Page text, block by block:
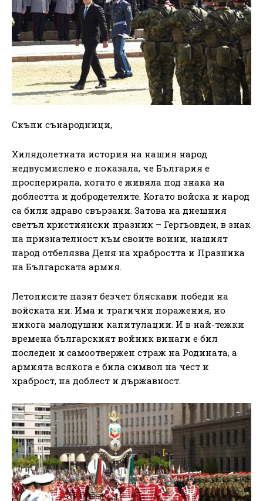
Скъпи сънародници,
Хилядолетната история на нашия народ
недвусмислено е показала, че България е
просперирала, когато е живяла под знака на
доблестта и добродетелите. Когато войска и народ
са били здраво свързани. Затова на днешния
светъл християнски празник – Гергьовден, в знак
на признателност към своите воини, нашият
народ отбелязва Деня на храбростта и Празника
на Българската армия.
Летописите пазят безчет бляскави победи на
войската ни. Има и трагични поражения, но
никога малодушни капитулации. И в най-тежки
времена българският войник винаги е бил
последен и самоотвержен страж на Родината, а
армията всякога е била символ на чест и
храброст, на доблест и държавност.